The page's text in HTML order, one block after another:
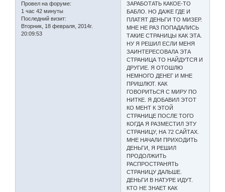
Провел на форуме:
1 час 42 минуты
Последний визит:
Вторник, 18 февраля, 2014г.
20:09:53
ЗАРАБОТАТЬ КАКОЕ-ТО
БАБЛО. НО ДАЖЕ ГДЕ И
ПЛАТЯТ ДЕНЬГИ ТО МИЗЕР.
МНЕ НЕ РАЗ ПОПАДАЛИСЬ
ТАКИЕ СТРАНИЦЫ КАК ЭТА.
НУ Я РЕШИЛ ЕСЛИ МЕНЯ
ЗАИНТЕРЕСОВАЛА ЭТА
СТРАНИЦА ТО НАЙДУТСЯ И
ДРУГИЕ. Я ОТОШЛЮ
НЕМНОГО ДЕНЕГ И МНЕ
ПРИШЛЮТ. КАК
ГОВОРИТЬСЯ С МИРУ ПО
НИТКЕ. Я ДОБАВИЛ ЭТОТ
КО МЕНТ К ЭТОЙ
СТРАНИЦЕ ПОСЛЕ ТОГО
КОГДА Я РАЗМЕСТИЛ ЭТУ
СТРАНИЦУ, НА 72 САЙТАХ.
МНЕ НАЧАЛИ ПРИХОДИТЬ
ДЕНЬГИ, Я РЕШИЛ
ПРОДОЛЖИТЬ
РАСПРОСТРАНЯТЬ
СТРАНИЦУ ДАЛЬШЕ.
ДЕНЬГИ В НАТУРЕ ИДУТ.
КТО НЕ ЗНАЕТ КАК